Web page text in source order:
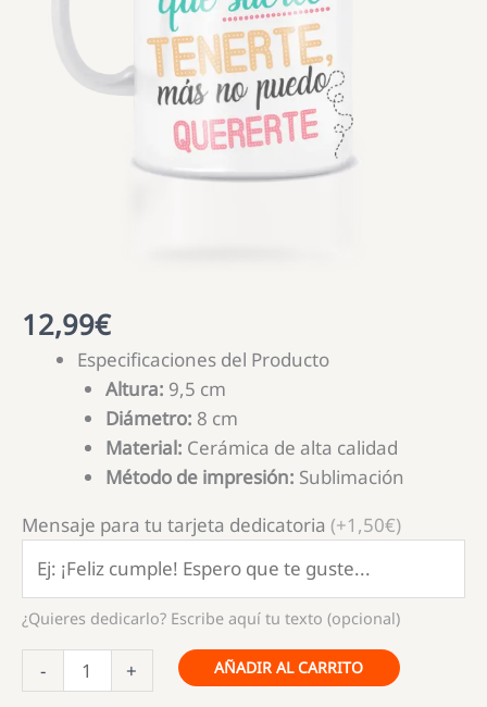
12,99€
Especificaciones del Producto
Altura: 9,5 cm
Diámetro: 8 cm
Material: Cerámica de alta calidad
Método de impresión: Sublimación
Mensaje para tu tarjeta dedicatoria (+1,50€)
¿Quieres dedicarlo? Escribe aquí tu texto (opcional)
-
Mamá
+ AÑADIR AL CARRITO